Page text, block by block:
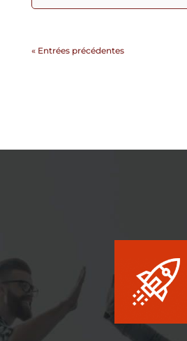
« Entrées précédentes